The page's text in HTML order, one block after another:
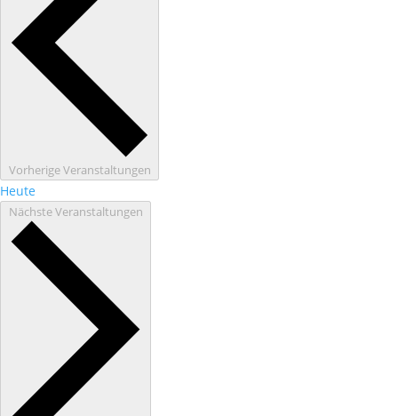
VorherigeVeranstaltungen
Heute
NächsteVeranstaltungen